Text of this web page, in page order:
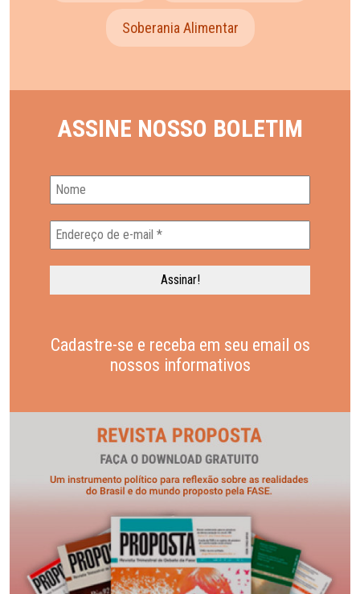
Soberania Alimentar
ASSINE NOSSO BOLETIM
Cadastre-se e receba em seu email os
nossos informativos